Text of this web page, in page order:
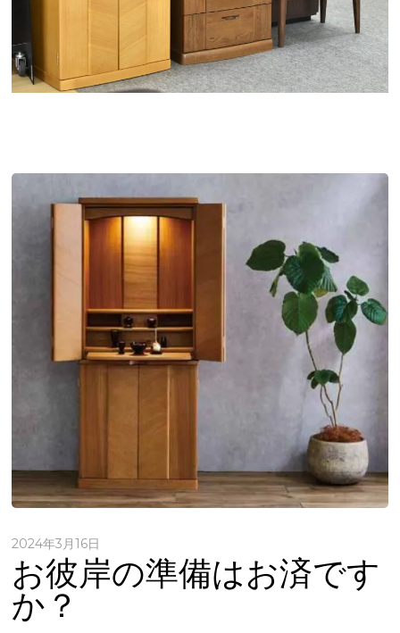
2024年3月16日
お彼岸の準備はお済です
か？